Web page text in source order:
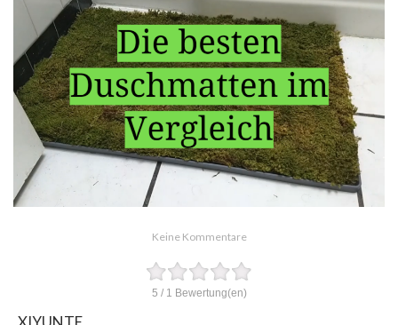
Keine Kommentare
5 / 1 Bewertung(en)